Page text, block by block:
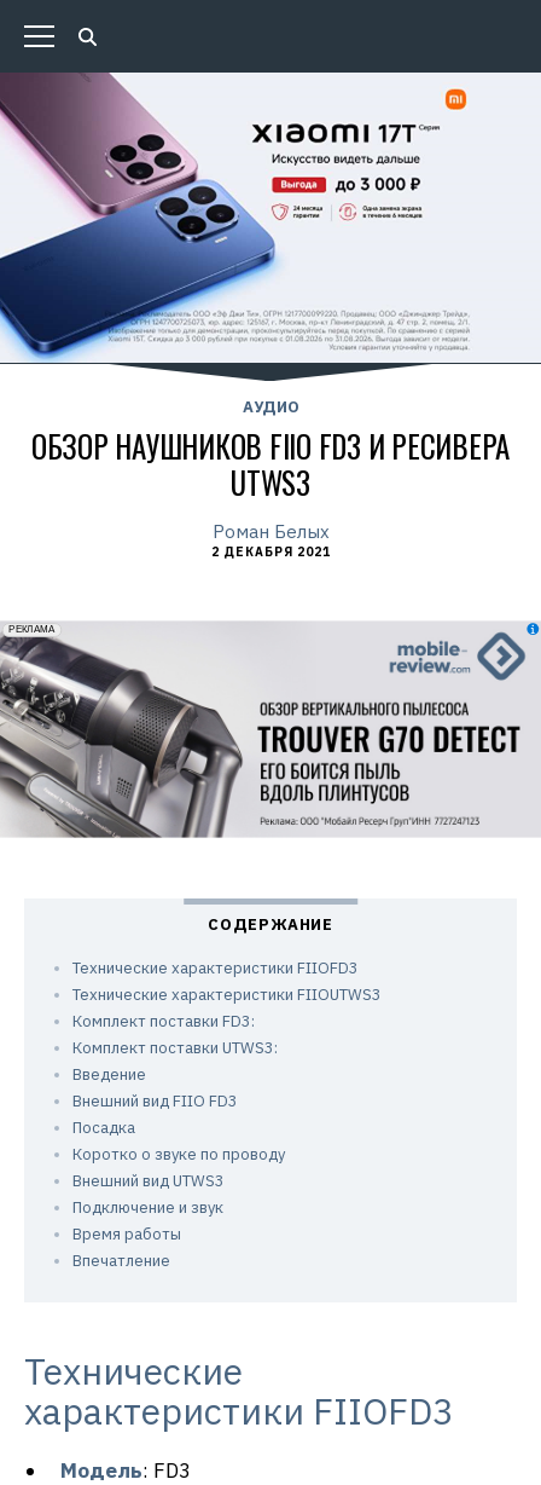
АУДИО
ОБЗОР НАУШНИКОВ FIIO FD3 И РЕСИВЕРА
UTWS3
Роман Белых
2 ДЕКАБРЯ 2021
erid: 2VfnxxmNzs5
РЕКЛАМА
Технические характеристики FIIOFD3
Технические характеристики FIIOUTWS3
Комплект поставки FD3:
Комплект поставки UTWS3:
Введение
Внешний вид FIIO FD3
Посадка
Коротко о звуке по проводу
Внешний вид UTWS3
Подключение и звук
Время работы
Впечатление
Технические
характеристики FIIOFD3
Модель: FD3